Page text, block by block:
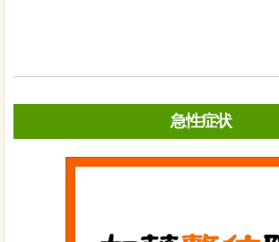
急性症状